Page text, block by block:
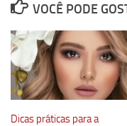
VOCÊ PODE
Dicas práticas para a